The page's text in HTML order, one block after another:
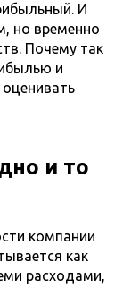
И
но временно
Почему так
и
и то
компании
как
расходами,